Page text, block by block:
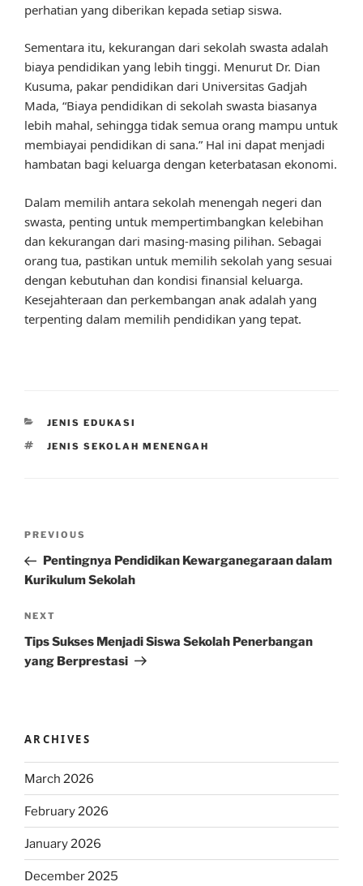
perhatian yang diberikan kepada setiap siswa.
Sementara itu, kekurangan dari sekolah swasta adalah
biaya pendidikan yang lebih tinggi. Menurut Dr. Dian
Kusuma, pakar pendidikan dari Universitas Gadjah
Mada, “Biaya pendidikan di sekolah swasta biasanya
lebih mahal, sehingga tidak semua orang mampu untuk
membiayai pendidikan di sana.” Hal ini dapat menjadi
hambatan bagi keluarga dengan keterbatasan ekonomi.
Dalam memilih antara sekolah menengah negeri dan
swasta, penting untuk mempertimbangkan kelebihan
dan kekurangan dari masing-masing pilihan. Sebagai
orang tua, pastikan untuk memilih sekolah yang sesuai
dengan kebutuhan dan kondisi finansial keluarga.
Kesejahteraan dan perkembangan anak adalah yang
terpenting dalam memilih pendidikan yang tepat.
CATEGORIES
JENIS EDUKASI
TAGS
JENIS SEKOLAH MENENGAH
Previous
Post
PREVIOUS
Pentingnya Pendidikan Kewarganegaraan dalam
Kurikulum Sekolah
Next
Post
NEXT
Tips Sukses Menjadi Siswa Sekolah Penerbangan
yang Berprestasi
ARCHIVES
March 2026
February 2026
January 2026
December 2025